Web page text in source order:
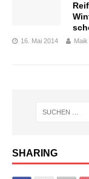
16. Mai 2014 Maik
SHARING